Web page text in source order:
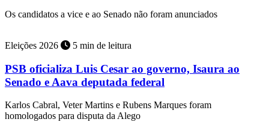
Os candidatos a vice e ao Senado não foram anunciados
Eleições 2026 5 min de leitura
PSB oficializa Luis Cesar ao governo, Isaura ao
Senado e Aava deputada federal
Karlos Cabral, Veter Martins e Rubens Marques foram
homologados para disputa da Alego